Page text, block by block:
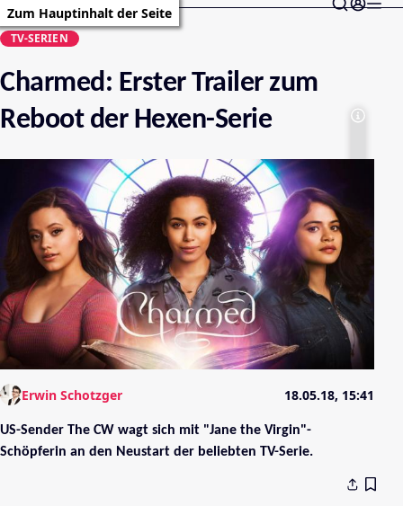
Zum Hauptinhalt der Seite
TV-SERIEN
Charmed: Erster Trailer zum
Reboot der Hexen-Serie
Erwin Schotzger 18.05.18, 15:41
US-Sender The CW wagt sich mit "Jane the Virgin"-
Schöpferin an den Neustart der beliebten TV-Serie.